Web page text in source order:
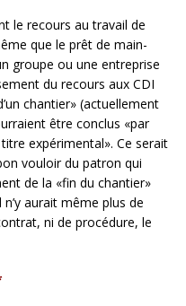
le recours au travail de
que le prêt de main-
groupe ou une entreprise
du recours aux CDI
chantier» (actuellement
être conclus «par
expérimental». Ce serait
vouloir du patron qui
de la «fin du chantier»
aurait même plus de
ni de procédure, le